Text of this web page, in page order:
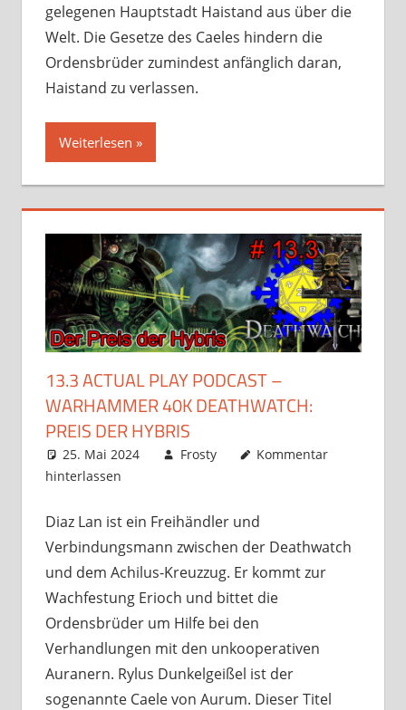
gelegenen Hauptstadt Haistand aus über die
Welt. Die Gesetze des Caeles hindern die
Ordensbrüder zumindest anfänglich daran,
Haistand zu verlassen.
Weiterlesen
13.3 ACTUAL PLAY PODCAST –
WARHAMMER 40K DEATHWATCH:
PREIS DER HYBRIS
25. Mai 2024 Frosty
Kommentar
hinterlassen
Diaz Lan ist ein Freihändler und
Verbindungsmann zwischen der Deathwatch
und dem Achilus-Kreuzzug. Er kommt zur
Wachfestung Erioch und bittet die
Ordensbrüder um Hilfe bei den
Verhandlungen mit den unkooperativen
Auranern. Rylus Dunkelgeißel ist der
sogenannte Caele von Aurum. Dieser Titel